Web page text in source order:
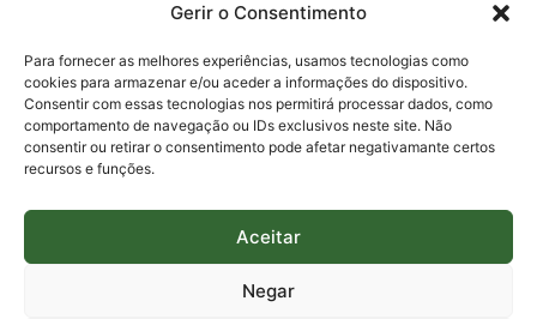
Gerir o Consentimento
Para fornecer as melhores experiências, usamos tecnologias como
cookies para armazenar e/ou aceder a informações do dispositivo.
Consentir com essas tecnologias nos permitirá processar dados, como
comportamento de navegação ou IDs exclusivos neste site. Não
consentir ou retirar o consentimento pode afetar negativamante certos
recursos e funções.
Aceitar
Negar
Para assuntos relacionados à Pesquisa
pesquisa@fapesc.sc.gov.br
Para assuntos relacionados à Inovação
inovacao@fapesc.sc.gov.br
Para assuntos relacionados à Bolsas
bolsas@fapesc.sc.gov.br
Para assuntos relacionados à Prestação de Contas
Para assuntos relacionados à Plataforma
plataforma@fapesc.sc.gov.br
Jair Artur da Silva dpo@fapesc.sc.gov.br 3665-4831